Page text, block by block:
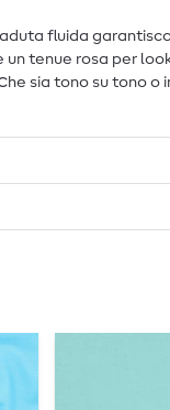
fluida
tenue rosa per
sia tono su tono o